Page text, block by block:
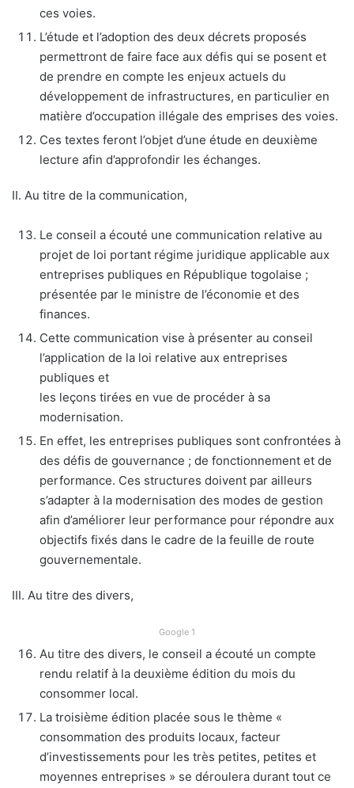
ces voies.
L’étude et l’adoption des deux décrets proposés
permettront de faire face aux défis qui se posent et
de prendre en compte les enjeux actuels du
développement de infrastructures, en particulier en
matière d’occupation illégale des emprises des voies.
Ces textes feront l’objet d’une étude en deuxième
lecture afin d’approfondir les échanges.
II. Au titre de la communication,
Le conseil a écouté une communication relative au
projet de loi portant régime juridique applicable aux
entreprises publiques en République togolaise ;
présentée par le ministre de l’économie et des
finances.
Cette communication vise à présenter au conseil
l’application de la loi relative aux entreprises
publiques et
les leçons tirées en vue de procéder à sa
modernisation.
En effet, les entreprises publiques sont confrontées à
des défis de gouvernance ; de fonctionnement et de
performance. Ces structures doivent par ailleurs
s’adapter à la modernisation des modes de gestion
afin d’améliorer leur performance pour répondre aux
objectifs fixés dans le cadre de la feuille de route
gouvernementale.
III. Au titre des divers,
Google 1
Au titre des divers, le conseil a écouté un compte
rendu relatif à la deuxième édition du mois du
consommer local.
La troisième édition placée sous le thème «
consommation des produits locaux, facteur
d’investissements pour les très petites, petites et
moyennes entreprises » se déroulera durant tout ce